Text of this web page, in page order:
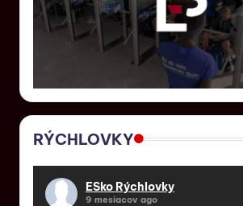
RÝCHLOVKY
ESko Rýchlovky
9 mesiacov ago